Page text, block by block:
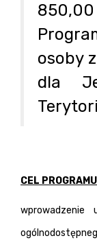
osoby
dla
CEL